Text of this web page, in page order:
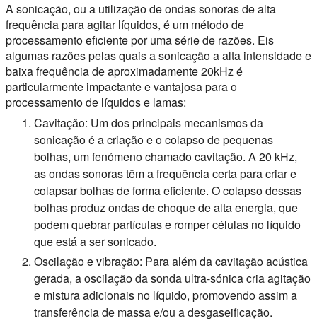
A sonicação, ou a utilização de ondas sonoras de alta
frequência para agitar líquidos, é um método de
processamento eficiente por uma série de razões. Eis
algumas razões pelas quais a sonicação a alta intensidade e
baixa frequência de aproximadamente 20kHz é
particularmente impactante e vantajosa para o
processamento de líquidos e lamas:
Cavitação: Um dos principais mecanismos da
sonicação é a criação e o colapso de pequenas
bolhas, um fenómeno chamado cavitação. A 20 kHz,
as ondas sonoras têm a frequência certa para criar e
colapsar bolhas de forma eficiente. O colapso dessas
bolhas produz ondas de choque de alta energia, que
podem quebrar partículas e romper células no líquido
que está a ser sonicado.
Oscilação e vibração: Para além da cavitação acústica
gerada, a oscilação da sonda ultra-sónica cria agitação
e mistura adicionais no líquido, promovendo assim a
transferência de massa e/ou a desgaseificação.